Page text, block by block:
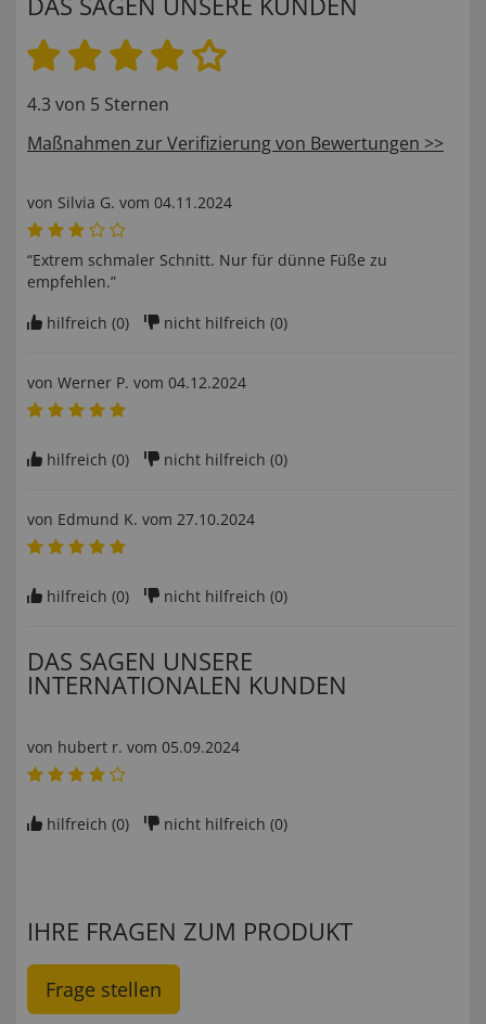
4.3 von 5 Sternen
Maßnahmen zur Verifizierung von Bewertungen >>
von Silvia G. vom 04.11.2024
“Extrem schmaler Schnitt. Nur für dünne Füße zu
empfehlen.”
hilfreich (0) nicht hilfreich (0)
von Werner P. vom 04.12.2024
hilfreich (0) nicht hilfreich (0)
von Edmund K. vom 27.10.2024
hilfreich (0) nicht hilfreich (0)
DAS SAGEN UNSERE
INTERNATIONALEN KUNDEN
von hubert r. vom 05.09.2024
hilfreich (0) nicht hilfreich (0)
IHRE FRAGEN ZUM PRODUKT
Frage stellen